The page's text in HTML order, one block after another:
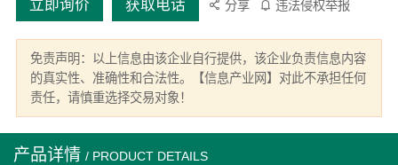
立即询价 获取电话 分享 违法侵权举报
免责声明：以上信息由该企业自行提供，该企业负责信息内容
的真实性、准确性和合法性。【信息产业网】对此不承担任何
责任，请慎重选择交易对象！
产品详情 / PRODUCT DETAILS